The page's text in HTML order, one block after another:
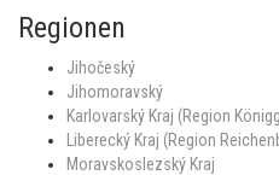
Regionen
Jihočeský
Jihomoravský
Karlovarský Kraj (Region
Liberecký Kraj (Region
Moravskoslezský Kraj